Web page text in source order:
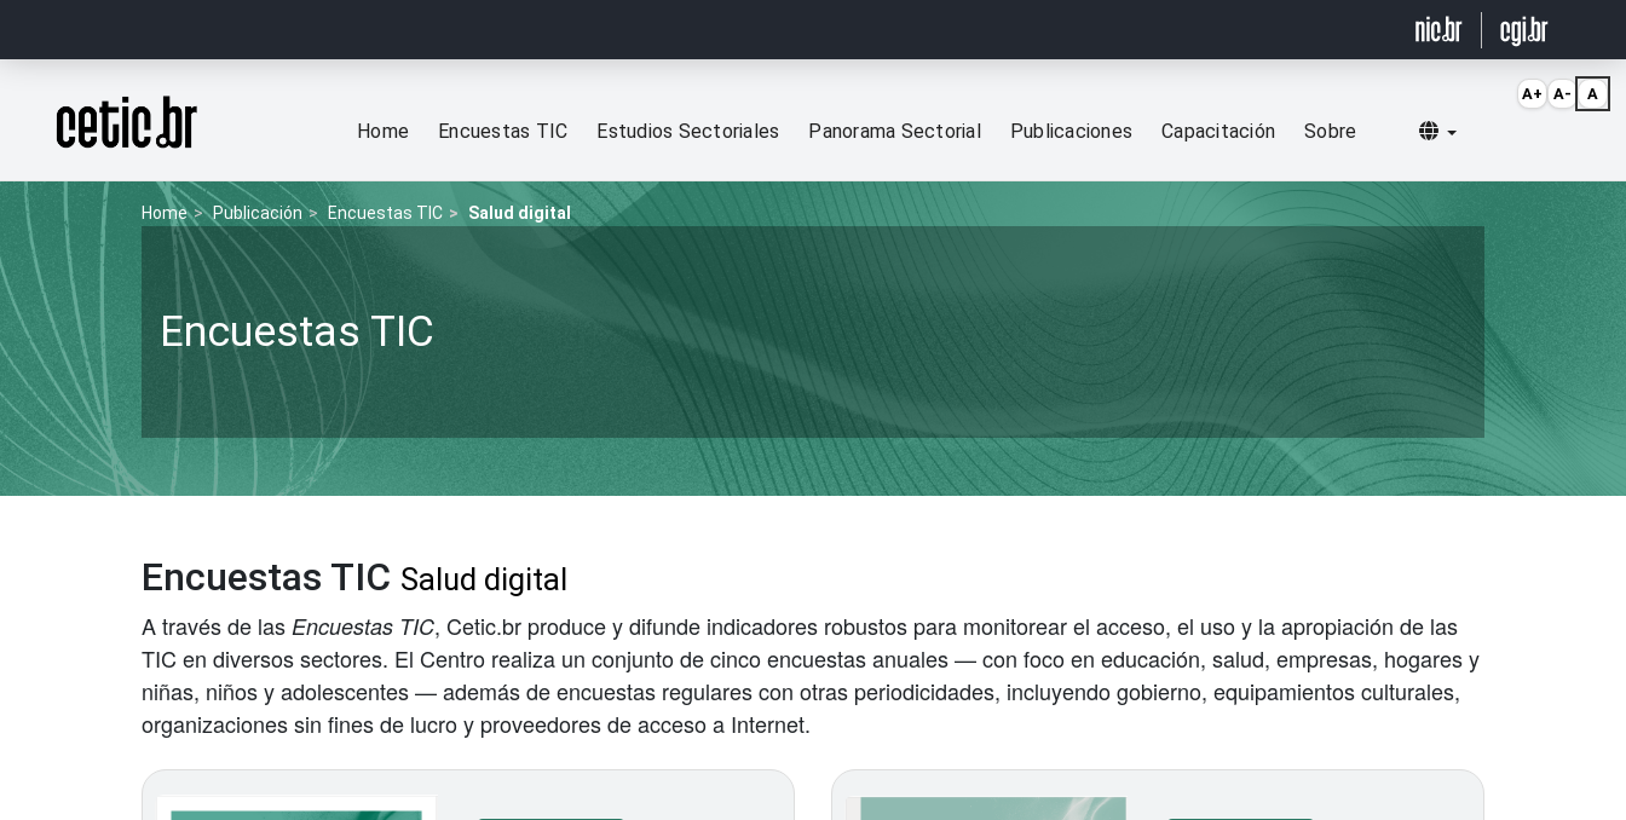
Página inicial
Home Encuestas TIC Estudios Sectoriales Panorama Sectorial Publicaciones Capacitación Sobre Selecionar idioma
Home Publicación Encuestas TIC Salud digital
Encuestas TIC
Encuestas TIC Salud digital
A través de las Encuestas TIC, Cetic.br produce y difunde indicadores robustos para monitorear el acceso, el uso y la apropiación de las
TIC en diversos sectores. El Centro realiza un conjunto de cinco encuestas anuales — con foco en educación, salud, empresas, hogares y
niñas, niños y adolescentes — además de encuestas regulares con otras periodicidades, incluyendo gobierno, equipamientos culturales,
organizaciones sin fines de lucro y proveedores de acceso a Internet.
A+ A- A